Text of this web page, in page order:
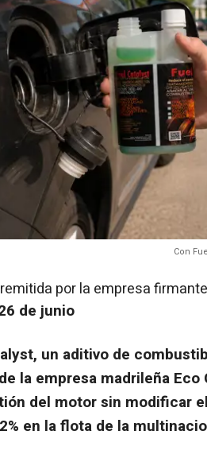
Con
por la empresa
de junio
un aditivo de
la empresa madrileña
del motor sin modificar
en la flota de la